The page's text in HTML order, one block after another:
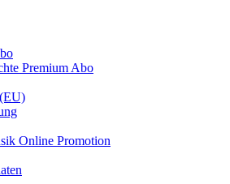
Premium Abo
Online Promotion